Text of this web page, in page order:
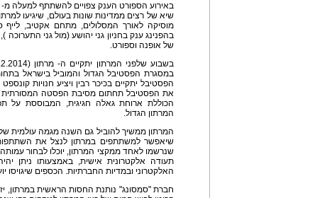
שיא של רצים ממדינות שונות בעולם, שיגיעו
מוסיקה לאורך המסלולים, מתחם אקטיב, לייף
של אופנה וספורט.
במסגרת הפסטיבל הגדול והמוביל בישראל
הפסטיבל יתקיים בכיכר רבין ויציע חנויות
הכוללת ארוחת גאלה חגיגית, המבוססת על
המרתון הגדול.
המרתון ממשיך להוביל גם השנה מגמה עולמית
שיאפשר למשתתפים במרתון לנצל את
שנרשמו לאחד ממקצי המרתון, יוכלו לבחור
תעודה אלקטרונית אישית, באמצעותו ניתן
האלקטרוני ובמדיות החברתיות. הכספים שיגויסו
חברת "סמסונג" נותנת החסות הראשית במרתון,